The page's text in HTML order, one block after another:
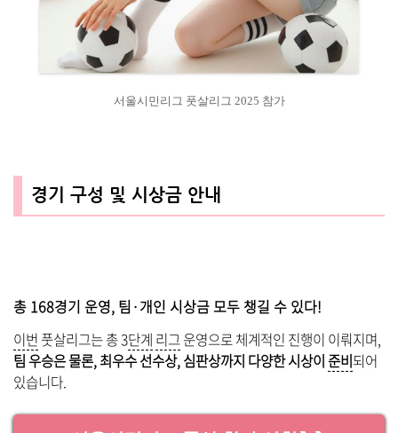
서울시민리그 풋살리그 2025 참가
경기 구성 및 시상금 안내
총 168경기 운영, 팀·개인 시상금 모두 챙길 수 있다!
이번풋살리그는 총 3단계 리그운영으로 체계적인 진행이 이뤄지며,
팀 우승은 물론, 최우수 선수상, 심판상까지 다양한 시상이준비되어
있습니다.